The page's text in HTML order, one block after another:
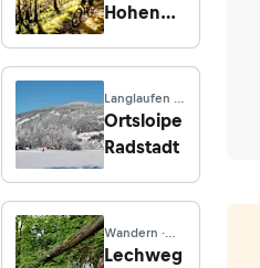
Hohen
Langlaufen ·
Salzburg
Ortsloipe
Radstadt
Wandern ·
Bayern
Lechweg